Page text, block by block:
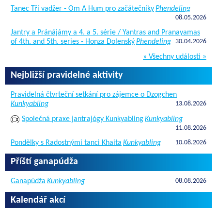
Tanec Tří vadžer - Om A Hum pro začátečníkyPhendeling
08.05.2026
Jantry a Pránájámy a 4. a 5. série / Yantras and Pranayamas
of 4th. and 5th. series - Honza DolenskýPhendeling 30.04.2026
» Všechny události »
Nejbližší pravidelné aktivity
Pravidelná čtvrteční setkání pro zájemce o Dzogchen
Kunkyabling
13.08.2026
Společná praxe jantrajógy KunkyablingKunkyabling
11.08.2026
Pondělky s Radostnými tanci Khaita Kunkyabling 10.08.2026
Příští ganapúdža
Ganapúdža Kunkyabling 08.08.2026
Kalendář akcí